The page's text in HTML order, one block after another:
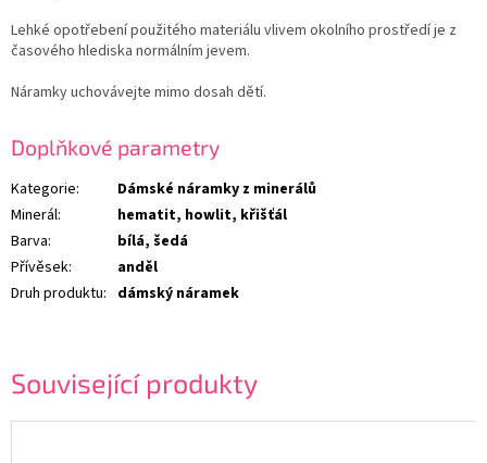
Související produkty
Lehké opotřebení použitého materiálu vlivem okolního prostředí je z
časového hlediska normálním jevem.
Náramky uchovávejte mimo dosah dětí.
Doplňkové parametry
Kategorie:
Dámské náramky z minerálů
Minerál:
hematit, howlit, křišťál
Barva:
bílá, šedá
Přívěsek:
anděl
Druh produktu: dámský náramek